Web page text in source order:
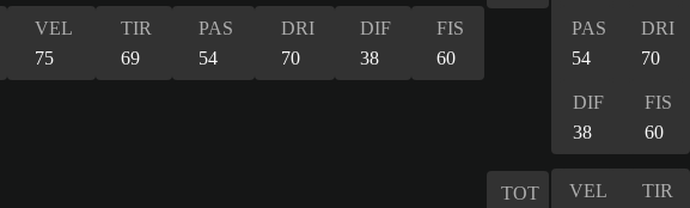
VEL
75
TIR
69
PAS
54
DRI
70
DIF
38
FIS
60
PAS
54
DRI
70
DIF
38
FIS
60
TOT
VEL
TIR